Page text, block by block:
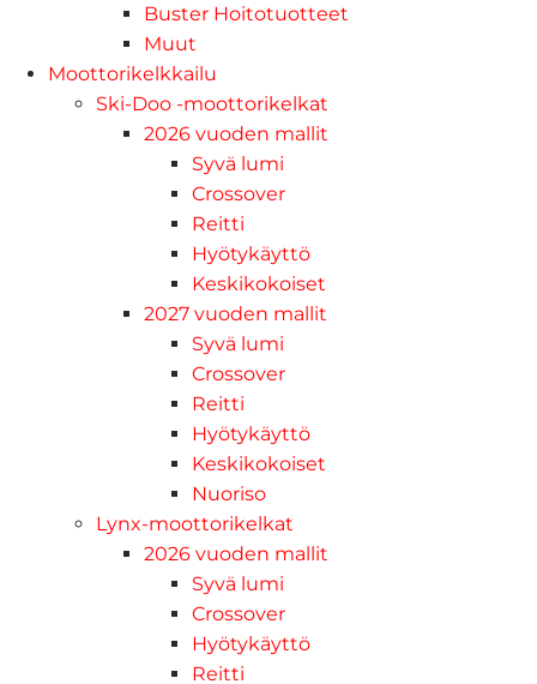
Buster Hoitotuotteet
Muut
Moottorikelkkailu
Ski-Doo -moottorikelkat
2026 vuoden mallit
Syvä lumi
Crossover
Reitti
Hyötykäyttö
Keskikokoiset
2027 vuoden mallit
Syvä lumi
Crossover
Reitti
Hyötykäyttö
Keskikokoiset
Nuoriso
Lynx-moottorikelkat
2026 vuoden mallit
Syvä lumi
Crossover
Hyötykäyttö
Reitti